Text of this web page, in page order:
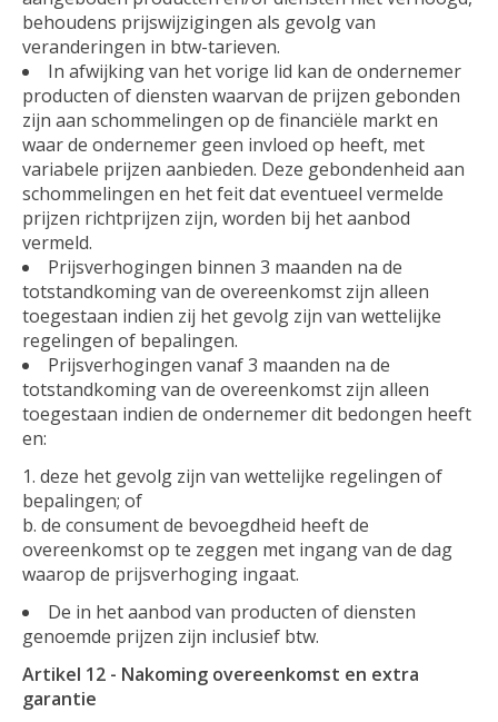
behoudens prijswijzigingen als gevolg van
veranderingen in btw-tarieven.
In afwijking van het vorige lid kan de ondernemer
producten of diensten waarvan de prijzen gebonden
zijn aan schommelingen op de financiële markt en
waar de ondernemer geen invloed op heeft, met
variabele prijzen aanbieden. Deze gebondenheid aan
schommelingen en het feit dat eventueel vermelde
prijzen richtprijzen zijn, worden bij het aanbod
vermeld.
Prijsverhogingen binnen 3 maanden na de
totstandkoming van de overeenkomst zijn alleen
toegestaan indien zij het gevolg zijn van wettelijke
regelingen of bepalingen.
Prijsverhogingen vanaf 3 maanden na de
totstandkoming van de overeenkomst zijn alleen
toegestaan indien de ondernemer dit bedongen heeft
en:
deze het gevolg zijn van wettelijke regelingen of
bepalingen; of
b. de consument de bevoegdheid heeft de
overeenkomst op te zeggen met ingang van de dag
waarop de prijsverhoging ingaat.
De in het aanbod van producten of diensten
genoemde prijzen zijn inclusief btw.
Artikel 12 - Nakoming overeenkomst en extra
garantie